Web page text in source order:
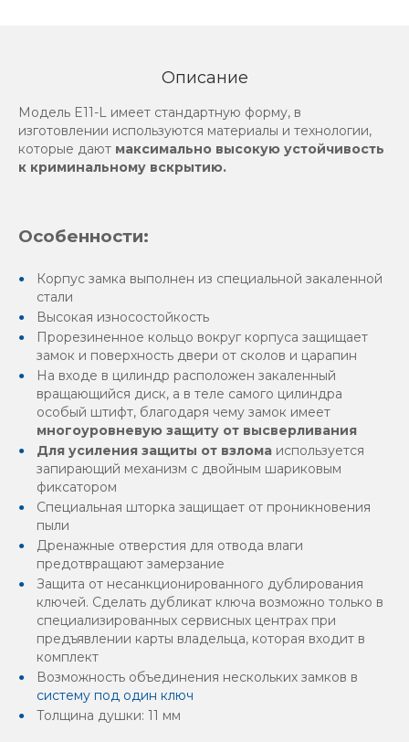
Описание
Модель E11-L имеет стандартную форму, в
изготовлении используются материалы и технологии,
которые дают максимально высокую устойчивость
к криминальному вскрытию.
Особенности:
Корпус замка выполнен из специальной закаленной
стали
Высокая износостойкость
Прорезиненное кольцо вокруг корпуса защищает
замок и поверхность двери от сколов и царапин
На входе в цилиндр расположен закаленный
вращающийся диск, а в теле самого цилиндра
особый штифт, благодаря чему замок имеет
многоуровневую защиту от высверливания
Для усиления защиты от взлома используется
запирающий механизм с двойным шариковым
фиксатором
Специальная шторка защищает от проникновения
пыли
Дренажные отверстия для отвода влаги
предотвращают замерзание
Защита от несанкционированного дублирования
ключей. Сделать дубликат ключа возможно только в
специализированных сервисных центрах при
предъявлении карты владельца, которая входит в
комплект
Возможность объединения нескольких замков в
систему под один ключ
Толщина душки: 11 мм